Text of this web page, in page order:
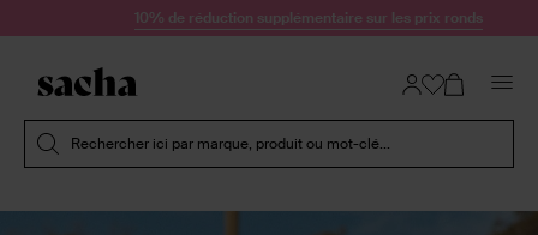
Passer au contenu10% de réduction supplémentaire sur les prix ronds
Rechercher ici par marque, produit ou mot-clé...